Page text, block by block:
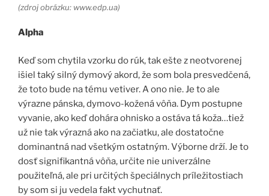
(zdroj obrázku: www.edp.ua)
Alpha
Keď som chytila vzorku do rúk, tak ešte z neotvorenej
išiel taký silný dymový akord, že som bola presvedčená,
že toto bude na tému vetiver. A ono nie. Je to ale
výrazne pánska, dymovo-kožená vôňa. Dym postupne
vyvanie, ako keď dohára ohnisko a ostáva tá koža…tiež
už nie tak výrazná ako na začiatku, ale dostatočne
dominantná nad všetkým ostatným. Výborne drží. Je to
dosť signifikantná vôňa, určite nie univerzálne
použiteľná, ale pri určitých špeciálnych príležitostiach
by som si ju vedela fakt vychutnať.